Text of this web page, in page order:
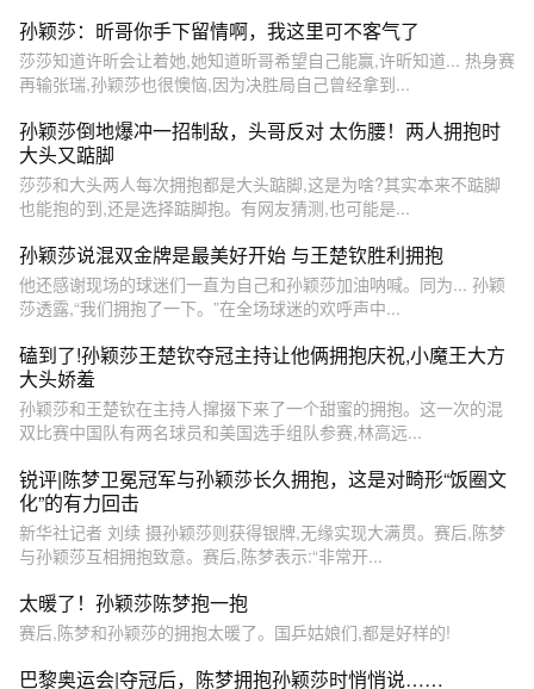
孙颖莎：昕哥你手下留情啊，我这里可不客气了
莎莎知道许昕会让着她,她知道昕哥希望自己能赢,许昕知道... 热身赛
再输张瑞,孙颖莎也很懊恼,因为决胜局自己曾经拿到...
孙颖莎倒地爆冲一招制敌，头哥反对 太伤腰！两人拥抱时
大头又踮脚
莎莎和大头两人每次拥抱都是大头踮脚,这是为啥?其实本来不踮脚
也能抱的到,还是选择踮脚抱。有网友猜测,也可能是...
孙颖莎说混双金牌是最美好开始 与王楚钦胜利拥抱
他还感谢现场的球迷们一直为自己和孙颖莎加油呐喊。同为... 孙颖
莎透露,“我们拥抱了一下。”在全场球迷的欢呼声中...
磕到了!孙颖莎王楚钦夺冠主持让他俩拥抱庆祝,小魔王大方
大头娇羞
孙颖莎和王楚钦在主持人撺掇下来了一个甜蜜的拥抱。这一次的混
双比赛中国队有两名球员和美国选手组队参赛,林高远...
锐评|陈梦卫冕冠军与孙颖莎长久拥抱，这是对畸形“饭圈文
化”的有力回击
新华社记者 刘续 摄孙颖莎则获得银牌,无缘实现大满贯。赛后,陈梦
与孙颖莎互相拥抱致意。赛后,陈梦表示:“非常开...
太暖了！孙颖莎陈梦抱一抱
赛后,陈梦和孙颖莎的拥抱太暖了。国乒姑娘们,都是好样的!
巴黎奥运会|夺冠后，陈梦拥抱孙颖莎时悄悄说……